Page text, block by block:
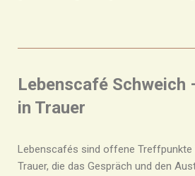
Lebenscafé Schweich
in Trauer
Lebenscafés sind offene Treffpunkte
Trauer, die das Gespräch und den